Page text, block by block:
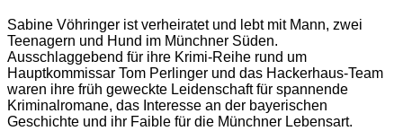
Sabine Vöhringer ist verheiratet und lebt mit Mann, zwei
Teenagern und Hund im Münchner Süden.
Ausschlaggebend für ihre Krimi-Reihe rund um
Hauptkommissar Tom Perlinger und das Hackerhaus-Team
waren ihre früh geweckte Leidenschaft für spannende
Kriminalromane, das Interesse an der bayerischen
Geschichte und ihr Faible für die Münchner Lebensart.